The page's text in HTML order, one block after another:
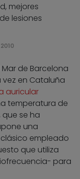
mejores
lesiones
de Barcelona
en Cataluña
auricular
temperatura de
se ha
una
empleado
que utiliza
para